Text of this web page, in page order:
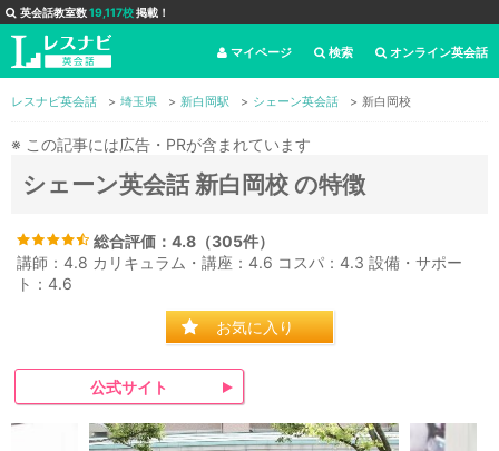
英会話教室数19,117校掲載！
オンライン英会話
検索
マイページ
レスナビ英会話 埼玉県 新白岡駅 シェーン英会話 新白岡校
※ この記事には広告・PRが含まれています
シェーン英会話 新白岡校 の特徴
総合評価： 4.8（305件）
講師：4.8 カリキュラム・講座：4.6 コスパ：4.3 設備・サポー
ト：4.6
お気に入り
公式サイト